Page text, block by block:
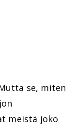
se, miten
meistä joko